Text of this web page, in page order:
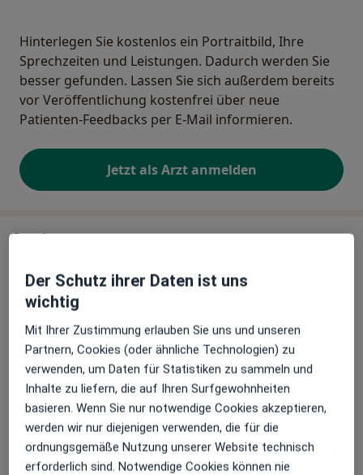
Hinterlegen Sie kostenlos ein Portraitbild, Ihre
Sprechzeiten und Leistungen. Dadurch werden Sie
besser gefunden. Lassen Sie sich außerdem bereits
vor Veröffentlichung kostenfrei über neue
Patienten-Feedbacks per E-Mail informieren.
Jetzt als Arzt anmelden
Praxis
Arztpraxis Inge Mangold Fachärztin f.
Allgemeinmedizin
Zu Google Mapsöffnet in einer neuen
Verfügbarkeit
Dipl.-Med. Inge Mangold bietet an diesem
Standort über Jameda keine Online-
Terminbuchung an
Der Schutz ihrer Daten ist uns
wichtig
Mit Ihrer Zustimmung erlauben Sie uns und unseren
Partnern, Cookies (oder ähnliche Technologien) zu
verwenden, um Daten für Statistiken zu sammeln und
Inhalte zu liefern, die auf Ihren Surfgewohnheiten
basieren. Wenn Sie nur notwendige Cookies akzeptieren,
werden wir nur diejenigen verwenden, die für die
ordnungsgemäße Nutzung unserer Website technisch
erforderlich sind. Notwendige Cookies können nie